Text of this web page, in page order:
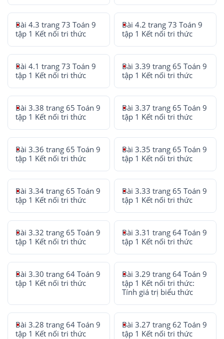
Bài 4.3 trang 73 Toán 9
tập 1 Kết nối tri thức
Bài 4.2 trang 73 Toán 9
tập 1 Kết nối tri thức
Bài 4.1 trang 73 Toán 9
tập 1 Kết nối tri thức
Bài 3.39 trang 65 Toán 9
tập 1 Kết nối tri thức
Bài 3.38 trang 65 Toán 9
tập 1 Kết nối tri thức
Bài 3.37 trang 65 Toán 9
tập 1 Kết nối tri thức
Bài 3.36 trang 65 Toán 9
tập 1 Kết nối tri thức
Bài 3.35 trang 65 Toán 9
tập 1 Kết nối tri thức
Bài 3.34 trang 65 Toán 9
tập 1 Kết nối tri thức
Bài 3.33 trang 65 Toán 9
tập 1 Kết nối tri thức
Bài 3.32 trang 65 Toán 9
tập 1 Kết nối tri thức
Bài 3.31 trang 64 Toán 9
tập 1 Kết nối tri thức
Bài 3.30 trang 64 Toán 9
tập 1 Kết nối tri thức
Bài 3.29 trang 64 Toán 9
tập 1 Kết nối tri thức:
Tính giá trị biểu thức
Bài 3.28 trang 64 Toán 9
tập 1 Kết nối tri thức
Bài 3.27 trang 62 Toán 9
tập 1 Kết nối tri thức